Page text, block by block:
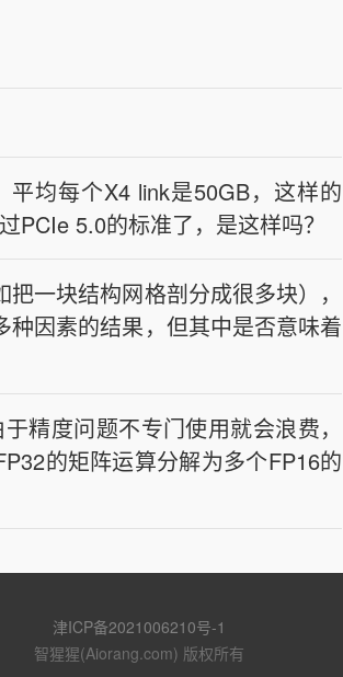
均每个X4 link是50GB，这样的
PCIe 5.0的标准了，是这样吗？
一块结构网格剖分成很多块），
因素的结果，但其中是否意味着
精度问题不专门使用就会浪费，
的矩阵运算分解为多个FP16的
津ICP备2021006210号-1
智猩猩(Aiorang.com) 版权所有